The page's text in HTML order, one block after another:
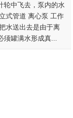
轮中飞去，泵内的水
式管道 离心泵 工作
水送出去是由于离
罐满水形成真...